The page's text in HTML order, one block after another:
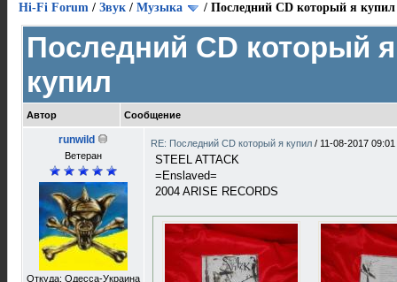
Hi-Fi Forum / Звук / Музыка / Последний CD который я купил
Последний CD который я
купил
Автор Сообщение
runwild
Ветеран
Откуда: Одесса-Украина
RE: Последний CD который я купил / 11-08-2017 09:01
STEEL ATTACK
=Enslaved=
2004 ARISE RECORDS